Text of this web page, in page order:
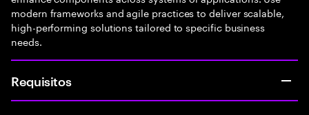
modern frameworks and agile practices to deliver scalable,
high-performing solutions tailored to specific business
needs.
Requisitos